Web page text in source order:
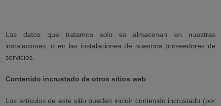
Los datos que tratamos solo se almacenan en nuestras
instalaciones, o en las instalaciones de nuestros proveedores de
servicios.
Contenido incrustado de otros sitios web
Los artículos de este sitio pueden incluir contenido incrustado (por